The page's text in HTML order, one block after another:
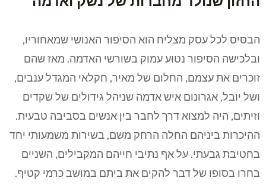
הבסיס לכל עסק מצליח הוא הסיפור האנושי שמאחוריו,
ובלכישה הסיפור נטוע עמוק בשורשי האדמה. מאז שהם
זוכרים את עצמם, החלום של מאיר, חקלאי המגדל ענבים,
ושל יובל, אגרונום איש אדמה שניהל גידולים של שקדים
וזיתים, היה למצוא דרך לחבר בין אנשים בסביבה טבעית.
ההיכרות ביניהם החלה הרחק משם, בשירות משמעותי יחד
בחטיבת גבעתי. על אף נתיבי חייהם המקבילים, השניים
בחרו בסופו של דבר להקים את ביתם במושב כרמי קטיף.